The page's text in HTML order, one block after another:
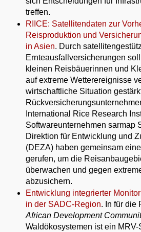
treffen.
RIICE: Satellitendaten zur
Reisproduktion und
in Asien. Durch
Ernteausfallversicherungen
kleinen Reisbäuerinnen und
auf extreme Wetterereignisse
wirtschaftliche Situation
International Rice Research
Softwareunternehmen sarmap
Direktion für Entwicklung und
(DEZA) haben gemeinsam
gerufen, um die
überwachen und gegen
abzusichern.
Entwicklung integrierter
in der SADC-Region. In für die
African Development
Waldökosystemen ist ein